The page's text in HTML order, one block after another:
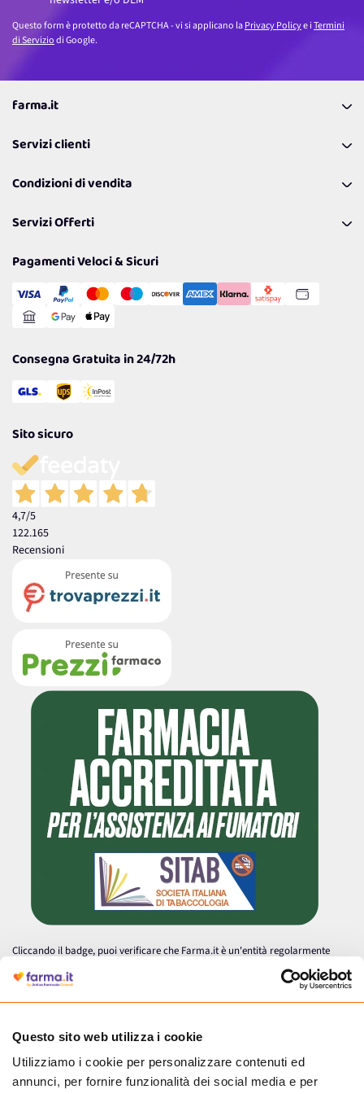
Questo sito web utilizza i cookie
Utilizziamo i cookie per personalizzare contenuti ed
annunci, per fornire funzionalità dei social media e per
Questo form è protetto da reCAPTCHA - vi si applicano laPrivacy Policye iTermini
di Serviziodi Google.
farma.it
Coupon
Lavora con noi
Politiche per la parità di genere
Servizi clienti
Richiamami
Resi
Condizioni di vendita
Spedizioni
Cookie Policy
Gestisci Cookie
Servizi Offerti
Reso Facile e Veloce
Pagamenti Veloci & Sicuri
Consegna Gratuita in 24/72h
Sito sicuro
4,7/5
122.165
Recensioni
Cliccando il badge, puoi verificare che Farma.it è un'entità regolarmente
autorizzata dal Ministero della Salute a effettuare la vendita online di
medicinali.